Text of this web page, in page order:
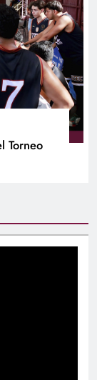
Torneo